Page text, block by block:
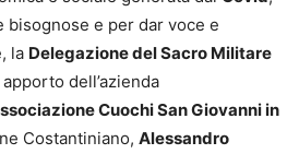
e per dar voce e
la Delegazione del Sacro Militare
dell’azienda
Cuochi San Giovanni in
Costantiniano, Alessandro